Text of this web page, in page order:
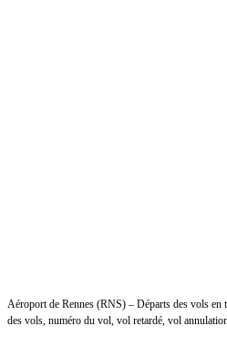
Aéroport de Rennes (RNS) – Départs des vols en
des vols, numéro du vol, vol retardé, vol